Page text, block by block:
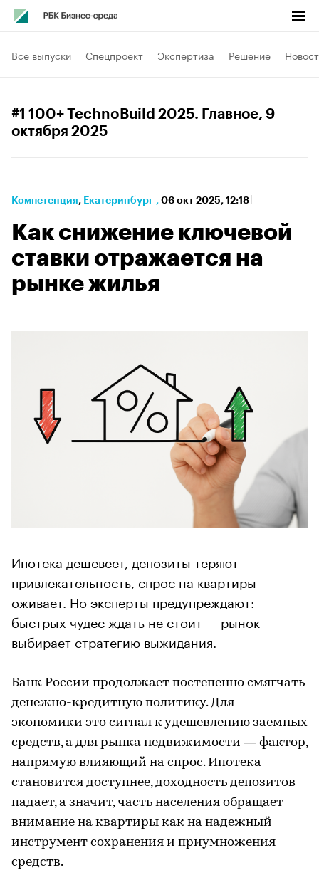
Все выпуски Спецпроект Экспертиза Решение
#1 100+ TechnoBuild 2025. Главное, 9
октября 2025
Компетенция⁠, Екатеринбург , 06 окт 2025, 12:18
Как снижение ключевой
ставки отражается на
рынке жилья
Ипотека дешевеет, депозиты теряют
привлекательность, спрос на квартиры
оживает. Но эксперты предупреждают:
быстрых чудес ждать не стоит — рынок
выбирает стратегию выжидания.
Банк России продолжает постепенно смягчать
денежно-кредитную политику. Для
экономики это сигнал к удешевлению заемных
средств, а для рынка недвижимости — фактор,
напрямую влияющий на спрос. Ипотека
становится доступнее, доходность депозитов
падает, а значит, часть населения обращает
внимание на квартиры как на надежный
инструмент сохранения и приумножения
средств.